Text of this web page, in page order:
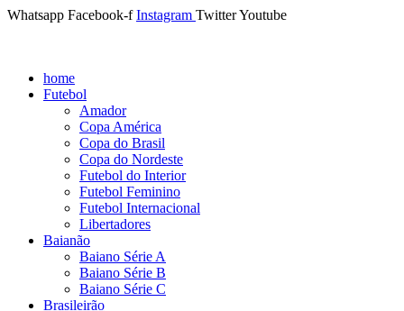
Whatsapp Facebook-f Instagram TwitterYoutube
home
Futebol
Amador
Copa América
Copa do Brasil
Copa do Nordeste
Futebol do Interior
Futebol Feminino
Futebol Internacional
Libertadores
Baianão
Baiano Série A
Baiano Série B
Baiano Série C
Brasileirão